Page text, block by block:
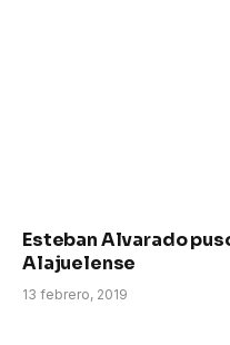
Esteban Alvarado
Alajuelense
13 febrero, 2019